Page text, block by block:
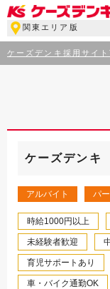
関東エリア版
ケーズデンキ採用サイ
ケーズデンキ
アルバイト パ
時給1000円以上
未経験者歓迎
育児サポートあり
車・バイク通勤OK